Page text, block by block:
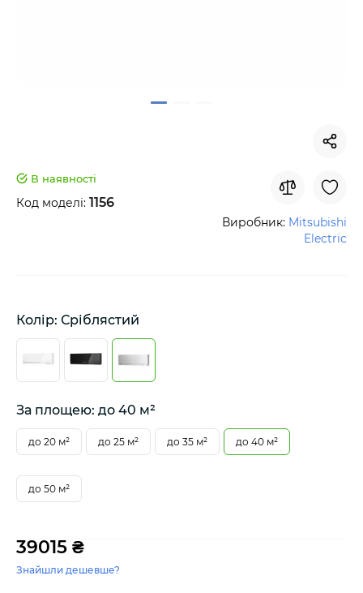
В наявності
Код моделі: 1156
Виробник: Mitsubishi
Electric
Колір: Сріблястий
За площею: до 40 м²
до 20 м² до 25 м² до 35 м² до 40 м²
до 50 м²
39015 ₴
Знайшли дешевше?